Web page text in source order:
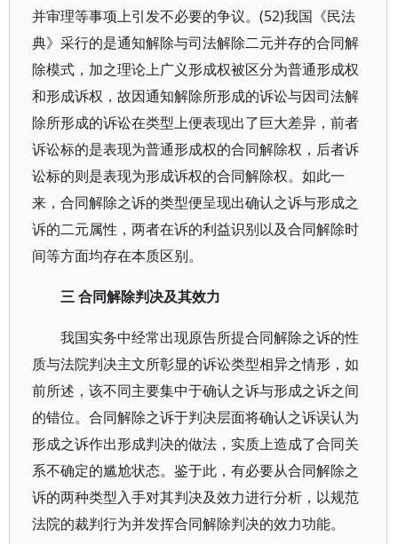
并审理等事项上引发不必要的争议。(52)我国《民法
典》采行的是通知解除与司法解除二元并存的合同解
除模式，加之理论上广义形成权被区分为普通形成权
和形成诉权，故因通知解除所形成的诉讼与因司法解
除所形成的诉讼在类型上便表现出了巨大差异，前者
诉讼标的是表现为普通形成权的合同解除权，后者诉
讼标的则是表现为形成诉权的合同解除权。如此一
来，合同解除之诉的类型便呈现出确认之诉与形成之
诉的二元属性，两者在诉的利益识别以及合同解除时
间等方面均存在本质区别。
三 合同解除判决及其效力
我国实务中经常出现原告所提合同解除之诉的性
质与法院判决主文所彰显的诉讼类型相异之情形，如
前所述，该不同主要集中于确认之诉与形成之诉之间
的错位。合同解除之诉于判决层面将确认之诉误认为
形成之诉作出形成判决的做法，实质上造成了合同关
系不确定的尴尬状态。鉴于此，有必要从合同解除之
诉的两种类型入手对其判决及效力进行分析，以规范
法院的裁判行为并发挥合同解除判决的效力功能。